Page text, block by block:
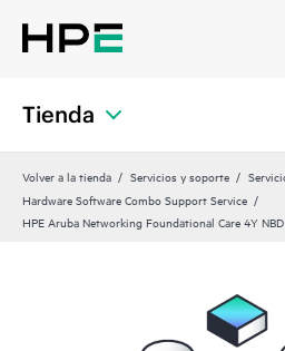
Tienda
Volver a la tienda Servicios y soporte
Hardware Software Combo Support Service
HPE Aruba Networking Foundational Care 4Y